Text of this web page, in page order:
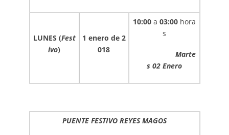
LUNES (Fest
ivo)
1 enero de 2
018
10:00a 03:00hora
s
Marte
s 02 Enero
PUENTE FESTIVO REYES MAGOS